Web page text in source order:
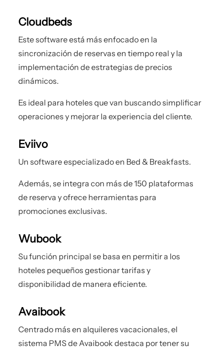
Cloudbeds
Este software está más enfocado en la
sincronización de reservas en tiempo real y la
implementación de estrategias de precios
dinámicos.
Es ideal para hoteles que van buscando simplificar
operaciones y mejorar la experiencia del cliente.
Eviivo
Un software especializado en Bed & Breakfasts.
Además, se integra con más de 150 plataformas
de reserva y ofrece herramientas para
promociones exclusivas.
Wubook
Su función principal se basa en permitir a los
hoteles pequeños gestionar tarifas y
disponibilidad de manera eficiente.
Avaibook
Centrado más en alquileres vacacionales, el
sistema PMS de Avaibook destaca por tener su